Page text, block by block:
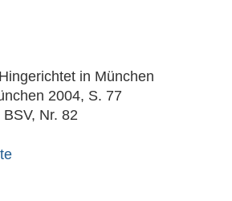
in München
2004, S. 77
Nr. 82